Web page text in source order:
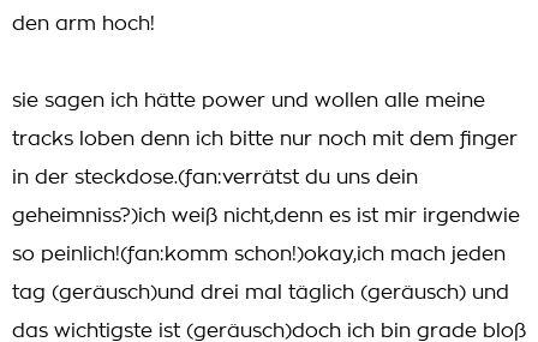
den arm hoch!
sie sagen ich hätte power und wollen alle meine
tracks loben denn ich bitte nur noch mit dem finger
in der steckdose.(fan:verrätst du uns dein
geheimniss?)ich weiß nicht,denn es ist mir irgendwie
so peinlich!(fan:komm schon!)okay,ich mach jeden
tag (geräusch)und drei mal täglich (geräusch) und
das wichtigste ist (geräusch)doch ich bin grade bloß